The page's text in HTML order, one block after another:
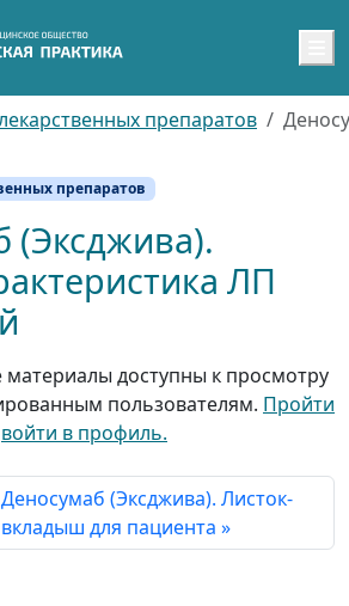
препаратов
препаратов
(Эксджива).
ЛП
доступны к просмотру
пользователям. Пройти
войти в профиль.
Деносумаб (Эксджива). Листок-
вкладыш для пациента